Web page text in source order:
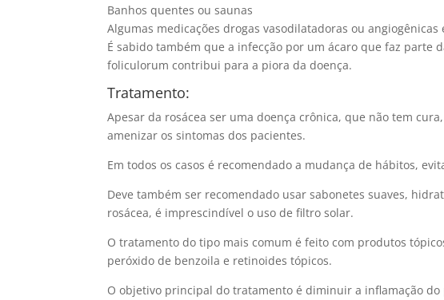
Banhos quentes ou saunas
Algumas medicações drogas vasodilatadoras ou angiogênicas
É sabido também que a infecção por um ácaro que faz parte
foliculorum contribui para a piora da doença.
Tratamento:
Apesar da rosácea ser uma doença crônica, que não tem
amenizar os sintomas dos pacientes.
Em todos os casos é recomendado a mudança de hábitos,
Deve também ser recomendado usar sabonetes suaves,
rosácea, é imprescindível o uso de filtro solar.
O tratamento do tipo mais comum é feito com produtos
peróxido de benzoila e retinoides tópicos.
O objetivo principal do tratamento é diminuir a inflamação